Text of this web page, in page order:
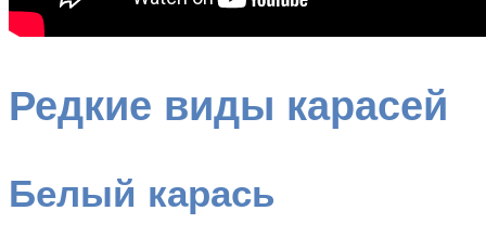
Редкие виды карасей
Белый карась